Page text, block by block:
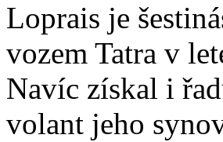
Loprais je
vozem Tatra v
Navíc získal i
volant jeho